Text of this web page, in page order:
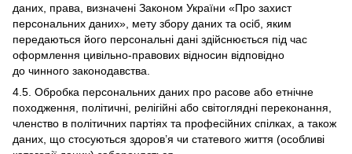
даних, права, визначені Законом України «Про захист
персональних даних», мету збору даних та осіб, яким
передаються його персональні дані здійснюється під час
оформлення цивільно-правових відносин відповідно
до чинного законодавства.
4.5. Обробка персональних даних про расове або етнічне
походження, політичні, релігійні або світоглядні переконання,
членство в політичних партіях та професійних спілках, а також
даних, що стосуються здоров’я чи статевого життя (особливі